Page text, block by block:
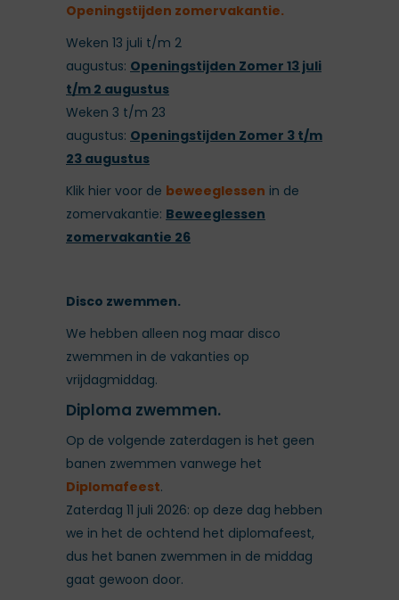
Openingstijden zomervakantie.
Weken 13 juli t/m 2
augustus: Openingstijden Zomer 13 juli
t/m 2 augustus
Weken 3 t/m 23
augustus: Openingstijden Zomer 3 t/m
23 augustus
Klik hier voor de beweeglessen in de
zomervakantie: Beweeglessen
zomervakantie 26
Disco zwemmen.
We hebben alleen nog maar disco
zwemmen in de vakanties op
vrijdagmiddag.
Diploma zwemmen.
Op de volgende zaterdagen is het geen
banen zwemmen vanwege het
Diplomafeest.
Zaterdag 11 juli 2026: op deze dag hebben
we in het de ochtend het diplomafeest,
dus het banen zwemmen in de middag
gaat gewoon door.